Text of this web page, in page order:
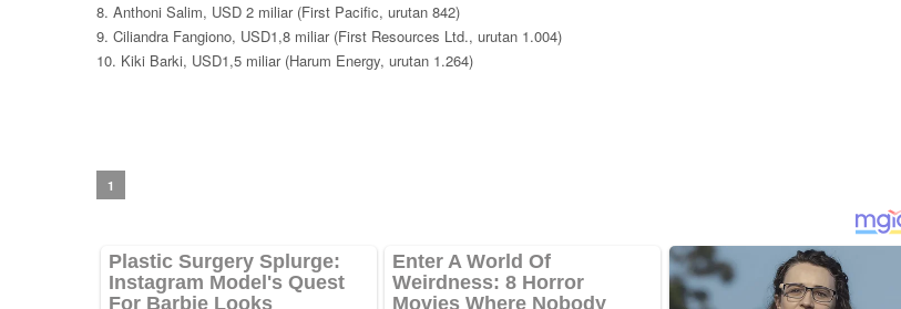
8. Anthoni Salim, USD 2 miliar (First Pacific, urutan 842)
9. Ciliandra Fangiono, USD1,8 miliar (First Resources Ltd., urutan 1.004)
10. Kiki Barki, USD1,5 miliar (Harum Energy, urutan 1.264)
1